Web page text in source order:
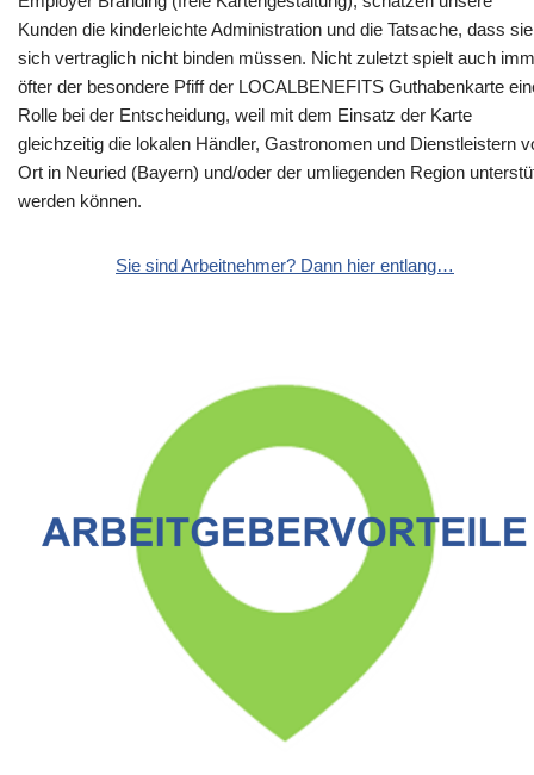
Kunden die kinderleichte Administration und die Tatsache, dass sie
sich vertraglich nicht binden müssen. Nicht zuletzt spielt auch
öfter der besondere Pfiff der LOCALBENEFITS Guthabenkarte
Rolle bei der Entscheidung, weil mit dem Einsatz der Karte
gleichzeitig die lokalen Händler, Gastronomen und Dienstleistern
Ort in Neuried (Bayern) und/oder der umliegenden Region
werden können.
Sie sind Arbeitnehmer? Dann hier entlang…